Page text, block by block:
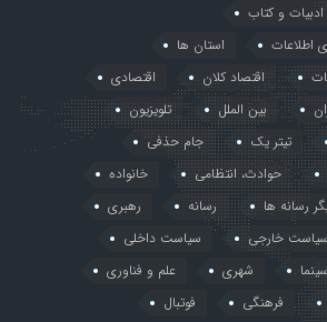
ادبیات و کتاب
اطلاعات
استان ها
اقتصاد کلان
اقتصادی
بین الملل
تلویزیون
تیتر یک
جام حذفی
حوادث، انتظامی
خانواده
رسانه ها رسانه
رهبری
خارجی
سیاست داخلی
شهری
علم و فناوری
فرهنگی
فوتبال